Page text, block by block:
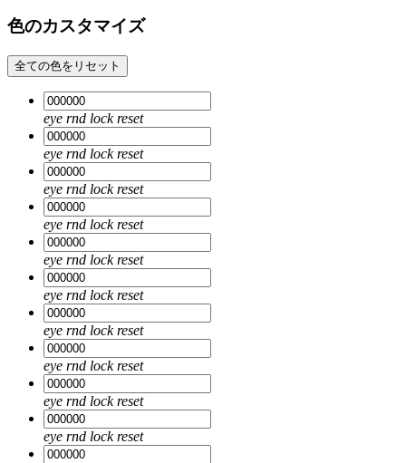
色のカスタマイズ
全ての色をリセット
eye rnd lock reset
eye rnd lock reset
eye rnd lock reset
eye rnd lock reset
eye rnd lock reset
eye rnd lock reset
eye rnd lock reset
eye rnd lock reset
eye rnd lock reset
eye rnd lock reset